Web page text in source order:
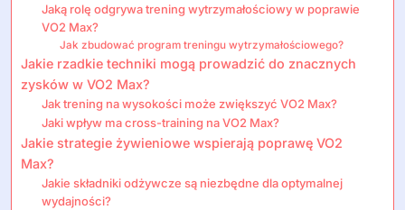
Jaką rolę odgrywa trening wytrzymałościowy w poprawie
VO2 Max?
Jak zbudować program treningu wytrzymałościowego?
Jakie rzadkie techniki mogą prowadzić do znacznych
zysków w VO2 Max?
Jak trening na wysokości może zwiększyć VO2 Max?
Jaki wpływ ma cross-training na VO2 Max?
Jakie strategie żywieniowe wspierają poprawę VO2
Max?
Jakie składniki odżywcze są niezbędne dla optymalnej
wydajności?